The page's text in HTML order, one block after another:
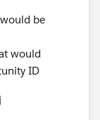
be
would
ID